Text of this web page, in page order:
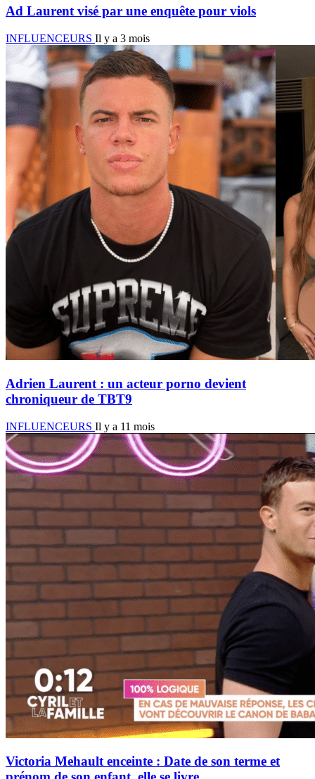
Ad Laurent visé par une enquête pour viols
INFLUENCEURS Il y a 3 mois
Adrien Laurent : un acteur porno devient
chroniqueur de TBT9
INFLUENCEURS Il y a 11 mois
Victoria Mehault enceinte : Date de son terme et